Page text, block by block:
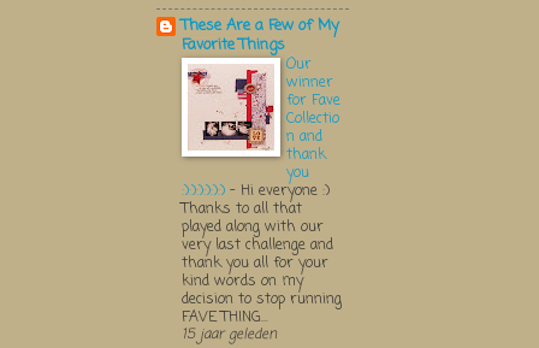
These Are a Few of My
Favorite Things
Our
winner
for Fave
Collectio
n and
thank
you
:):):):):):) - Hi everyone :)
Thanks to all that
played along with our
very last challenge and
thank you all for your
kind words on my
decision to stop running
FAVE THING...
15 jaar geleden